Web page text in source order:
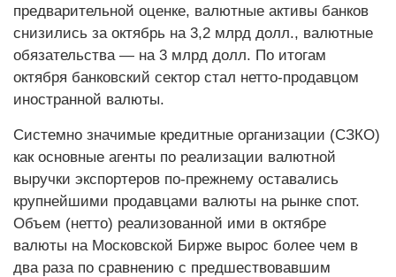
предварительной оценке, валютные активы банков
снизились за октябрь на 3,2 млрд долл., валютные
обязательства — на 3 млрд долл. По итогам
октября банковский сектор стал нетто-продавцом
иностранной валюты.
Системно значимые кредитные организации (СЗКО)
как основные агенты по реализации валютной
выручки экспортеров по-прежнему оставались
крупнейшими продавцами валюты на рынке спот.
Объем (нетто) реализованной ими в октябре
валюты на Московской Бирже вырос более чем в
два раза по сравнению с предшествовавшим